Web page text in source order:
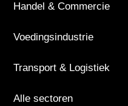
Handel & Commercie
Voedingsindustrie
Transport & Logistiek
Alle sectoren